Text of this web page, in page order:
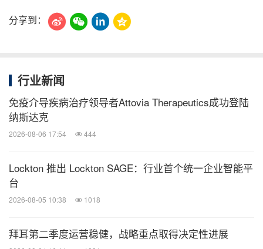
分享到：
行业新闻
免疫介导疾病治疗领导者Attovia Therapeutics成功登陆
纳斯达克
2026-08-06 17:54 444
Lockton 推出 Lockton SAGE：行业首个统一企业智能平
台
2026-08-05 10:38 1018
拜耳第二季度运营稳健，战略重点取得决定性进展